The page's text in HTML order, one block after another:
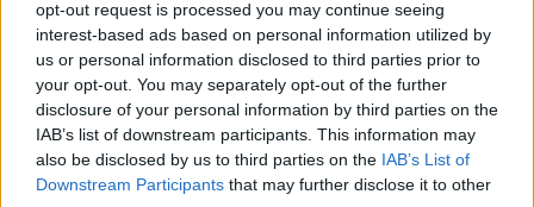
opt-out request is processed you may continue seeing
interest-based ads based on personal information utilized by
us or personal information disclosed to third parties prior to
your opt-out. You may separately opt-out of the further
disclosure of your personal information by third parties on the
IAB’s list of downstream participants. This information may
also be disclosed by us to third parties on the IAB’s List of
Downstream Participants that may further disclose it to other